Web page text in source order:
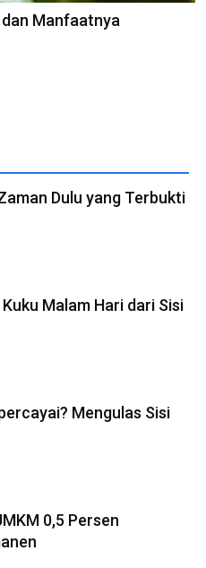
Manfaatnya
Dulu yang Terbukti
Malam Hari dari Sisi
Mengulas Sisi
0,5 Persen